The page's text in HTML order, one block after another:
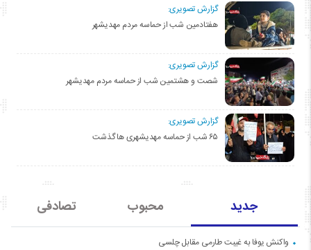
گزارش تصویری:
هفتادمین شب از حماسه مردم مهدیشهر
گزارش تصویری:
شصت و هشتمین شب از حماسه مردم مهدیشهر
گزارش تصویری:
۶۵ شب از حماسه مهدیشهری ها گذشت
جدید محبوب تصادفی
واکنش یوفا به غیبت طارمی مقابل چلسی